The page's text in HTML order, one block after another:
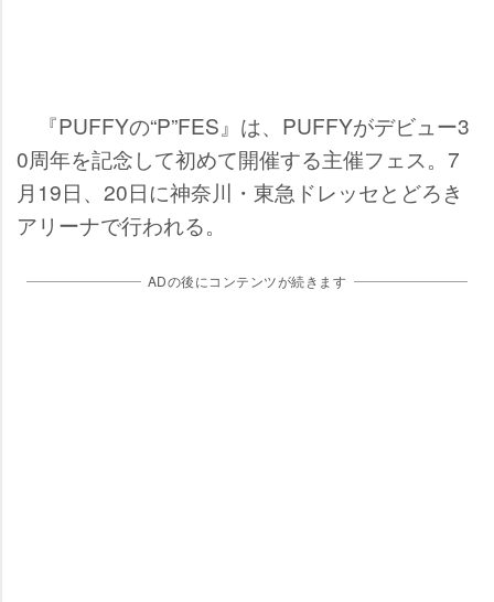
『PUFFYの“P”FES』は、PUFFYがデビュー3
0周年を記念して初めて開催する主催フェス。7
月19日、20日に神奈川・東急ドレッセとどろき
アリーナで行われる。
ADの後にコンテンツが続きます